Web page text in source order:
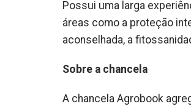
Possui uma larga
áreas como a proteção
aconselhada, a
Sobre a chancela
A chancela Agrobook